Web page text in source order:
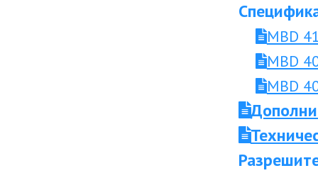
MBD
MBD
MBD